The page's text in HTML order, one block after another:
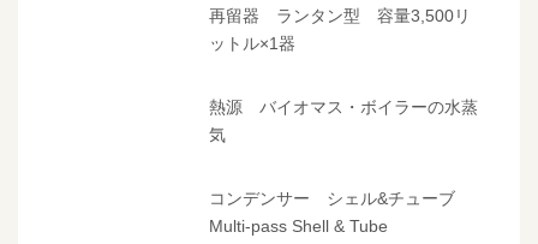
再留器 ランタン型 容量3,500リ
ットル×1器
熱源 バイオマス・ボイラーの水蒸
気
コンデンサー シェル&チューブ
Multi-pass Shell & Tube